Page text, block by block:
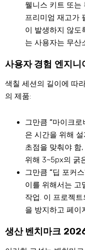
웰니스 키트 또는
프리미엄 재고가
이 발생하지 않도
는 사용자는 무산
사용자 경험 엔지니
색칠 세션의 길이에 따
의 제품:
그만큼 “마이크로
은 시간을 위해
초점을 맞춰야 함
위해 3~5px의 굵
그만큼 “딥 포커
이를 위해서는 고
작업. 이 프로젝
을 방지하고 페이
생산 벤치마크